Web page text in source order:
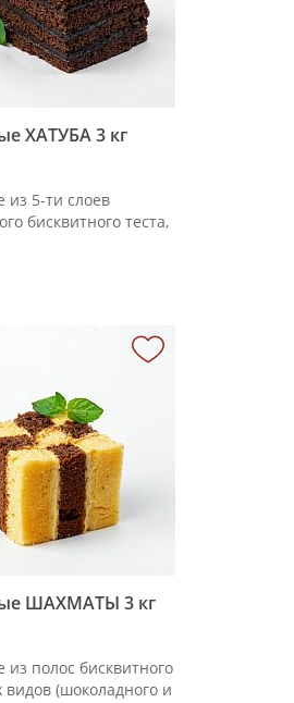
ХАТУБА 3 кг
5-ти слоев
бисквитного теста,
разрезанные на
ШАХМАТЫ 3 кг
полос бисквитного
видов (шоколадного и